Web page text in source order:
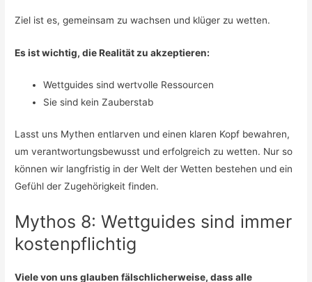
Ziel ist es, gemeinsam zu wachsen und klüger zu wetten.
Es ist wichtig, die Realität zu akzeptieren:
Wettguides sind wertvolle Ressourcen
Sie sind kein Zauberstab
Lasst uns Mythen entlarven und einen klaren Kopf bewahren,
um verantwortungsbewusst und erfolgreich zu wetten. Nur so
können wir langfristig in der Welt der Wetten bestehen und ein
Gefühl der Zugehörigkeit finden.
Mythos 8: Wettguides sind immer
kostenpflichtig
Viele von uns glauben fälschlicherweise, dass alle